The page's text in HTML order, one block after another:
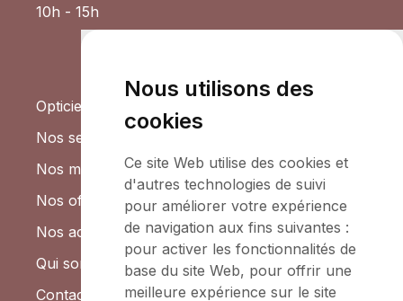
Nous utilisons des
cookies
Ce site Web utilise des cookies et
d'autres technologies de suivi
pour améliorer votre expérience
de navigation aux fins suivantes :
pour activer les fonctionnalités de
base du site Web, pour offrir une
meilleure expérience sur le site
10h - 15h
Opticien Degroote
Nos services
Nos marques
Nos offres
Nos actualités
Qui sommes-nous ?
Contactez-nous